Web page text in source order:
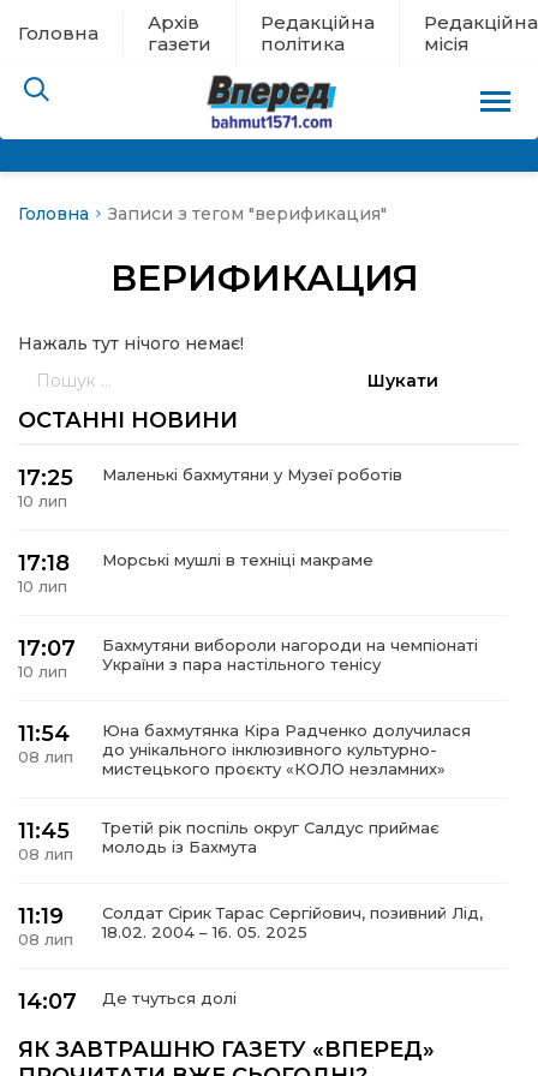
Головна
Архів
газети
Редакційна
політика
Редакційна
місія
евакуації
новини
місія
Головна Записи з тегом "верификация"
ВЕРИФИКАЦИЯ
Нажаль тут нічого немає!
ОСТАННІ НОВИНИ
17:25
10 лип
Маленькі бахмутяни у Музеї роботів
17:18
10 лип
Морські мушлі в техніці макраме
17:07
10 лип
Бахмутяни вибороли нагороди на чемпіонаті
України з пара настільного тенісу
11:54
08 лип
Юна бахмутянка Кіра Радченко долучилася
до унікального інклюзивного культурно-
мистецького проєкту «КОЛО незламних»
11:45
08 лип
Третій рік поспіль округ Салдус приймає
молодь із Бахмута
11:19
08 лип
Солдат Сірик Тарас Сергійович, позивний Лід,
18.02. 2004 – 16. 05. 2025
14:07 Де тчуться долі
ЯК ЗАВТРАШНЮ ГАЗЕТУ «ВПЕРЕД»